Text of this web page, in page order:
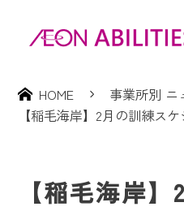
HOME
事業所別 ニ
【稲毛海岸】2月の訓練ス
【稲毛海岸